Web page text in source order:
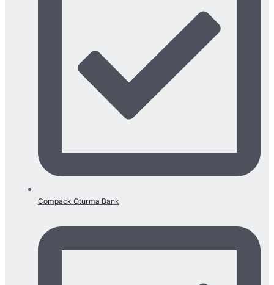
Compack Oturma Bank